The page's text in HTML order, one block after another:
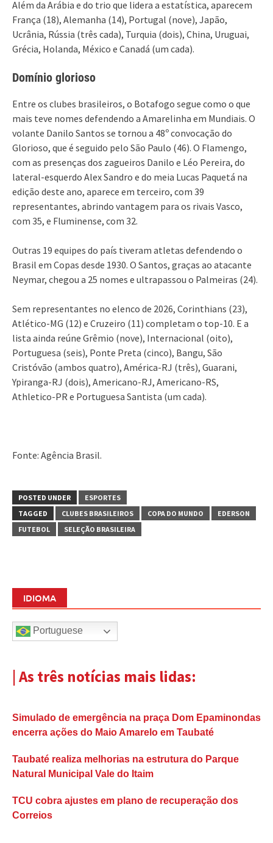
Além da Arábia e do trio que lidera a estatística, aparecem
França (18), Alemanha (14), Portugal (nove), Japão,
Ucrânia, Rússia (três cada), Turquia (dois), China, Uruguai,
Grécia, Holanda, México e Canadá (um cada).
Domínio glorioso
Entre os clubes brasileiros, o Botafogo segue como o que
mais teve nomes defendendo a Amarelinha em Mundiais. O
volante Danilo Santos se tornou a 48º convocação do
Glorioso, que é seguido pelo São Paulo (46). O Flamengo,
com as presenças dos zagueiros Danilo e Léo Pereira, do
lateral-esquerdo Alex Sandro e do meia Lucas Paquetá na
edição deste ano, aparece em terceiro, com 39
representantes, abrindo vantagem para os rivais Vasco,
com 35, e Fluminense, com 32.
Outras 19 equipes do país tiveram atletas defendendo o
Brasil em Copas desde 1930. O Santos, graças ao atacante
Neymar, chegou a 25 nomes e ultrapassou o Palmeiras (24).
Sem representantes no elenco de 2026, Corinthians (23),
Atlético-MG (12) e Cruzeiro (11) completam o top-10. E a
lista ainda reúne Grêmio (nove), Internacional (oito),
Portuguesa (seis), Ponte Preta (cinco), Bangu, São
Cristóvão (ambos quatro), América-RJ (três), Guarani,
Ypiranga-RJ (dois), Americano-RJ, Americano-RS,
Athletico-PR e Portuguesa Santista (um cada).
Fonte: Agência Brasil.
POSTED UNDER
ESPORTES
TAGGED
CLUBES BRASILEIROS COPA DO MUNDO
EDERSON
FUTEBOL
SELEÇÃO BRASILEIRA
IDIOMA
Portuguese
| As três notícias mais lidas:
Simulado de emergência na praça Dom Epaminondas
encerra ações do Maio Amarelo em Taubaté
Taubaté realiza melhorias na estrutura do Parque
Natural Municipal Vale do Itaim
TCU cobra ajustes em plano de recuperação dos
Correios